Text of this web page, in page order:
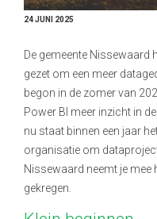
24 JUNI 2025
De gemeente Nissewaard
gezet om een meer
begon in de zomer van
Power BI meer inzicht in
nu staat binnen een jaar
organisatie om
Nissewaard neemt je mee
gekregen.